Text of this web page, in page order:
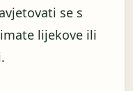
se s
lijekove ili